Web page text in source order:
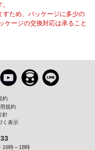
ため、パッケージに多少の
ケージの交換対応は承ること
約
規約
針
く表示
16時～18時